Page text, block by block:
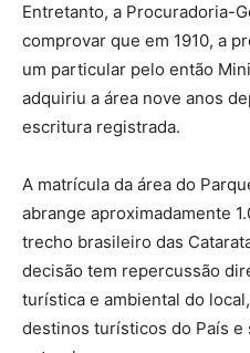
Entretanto, a Procuradoria-
comprovar que em 1910, a
um particular pelo então
adquiriu a área nove anos
escritura registrada.
A matrícula da área do
abrange aproximadamente
trecho brasileiro das
decisão tem repercussão
turística e ambiental do
destinos turísticos do País